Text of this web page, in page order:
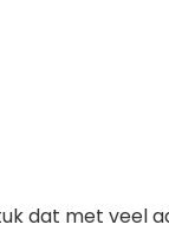
dat met veel